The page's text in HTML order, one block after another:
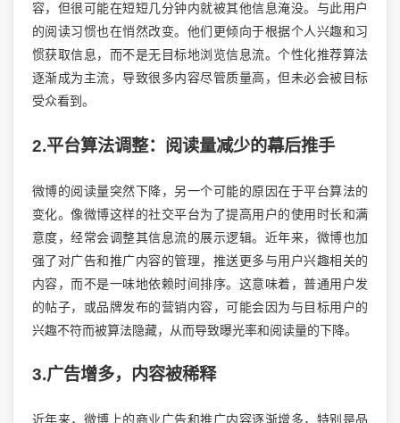
容，但很可能在短短几分钟内就被其他信息淹没。与此用户
的阅读习惯也在悄然改变。他们更倾向于根据个人兴趣和习
惯获取信息，而不是无目标地浏览信息流。个性化推荐算法
逐渐成为主流，导致很多内容尽管质量高，但未必会被目标
受众看到。
2.平台算法调整：阅读量减少的幕后推手
微博的阅读量突然下降，另一个可能的原因在于平台算法的
变化。像微博这样的社交平台为了提高用户的使用时长和满
意度，经常会调整其信息流的展示逻辑。近年来，微博也加
强了对广告和推广内容的管理，推送更多与用户兴趣相关的
内容，而不是一味地依赖时间排序。这意味着，普通用户发
的帖子，或品牌发布的营销内容，可能会因为与目标用户的
兴趣不符而被算法隐藏，从而导致曝光率和阅读量的下降。
3.广告增多，内容被稀释
近年来，微博上的商业广告和推广内容逐渐增多，特别是品